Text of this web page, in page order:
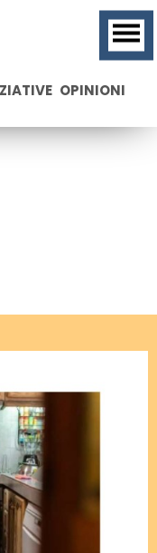
OPINIONI